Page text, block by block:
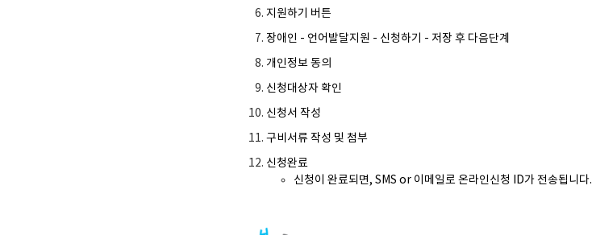
지원하기 버튼
장애인 - 언어발달지원 - 신청하기 - 저장 후 다음단계
개인정보 동의
신청대상자 확인
신청서 작성
구비서류 작성 및 첨부
신청완료
신청이 완료되면, SMS or 이메일로 온라인신청 ID가 전송됩니다.